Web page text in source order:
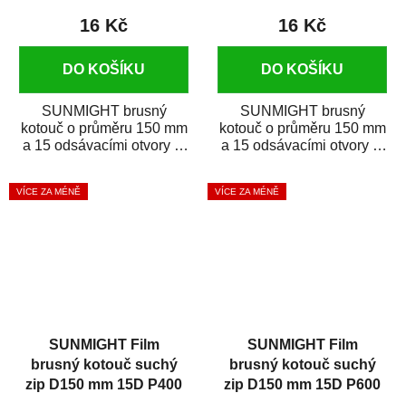
16 Kč
DO KOŠÍKU
SUNMIGHT brusný
kotouč o průměru 150 mm
a 15 odsávacími otvory je
broušení širokého...
16 Kč
DO KOŠÍKU
SUNMIGHT brusný
kotouč o průměru 150 mm
a 15 odsávacími otvory je
broušení širokého...
VÍCE ZA MÉNĚ
SUNMIGHT Film
brusný kotouč suchý
zip D150 mm 15D P400
VÍCE ZA MÉNĚ
SUNMIGHT Film
brusný kotouč suchý
zip D150 mm 15D P600